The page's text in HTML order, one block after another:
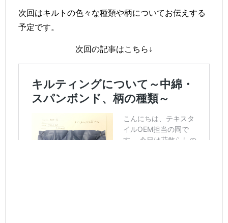
次回はキルトの色々な種類や柄についてお伝えする
予定です。
次回の記事はこちら↓